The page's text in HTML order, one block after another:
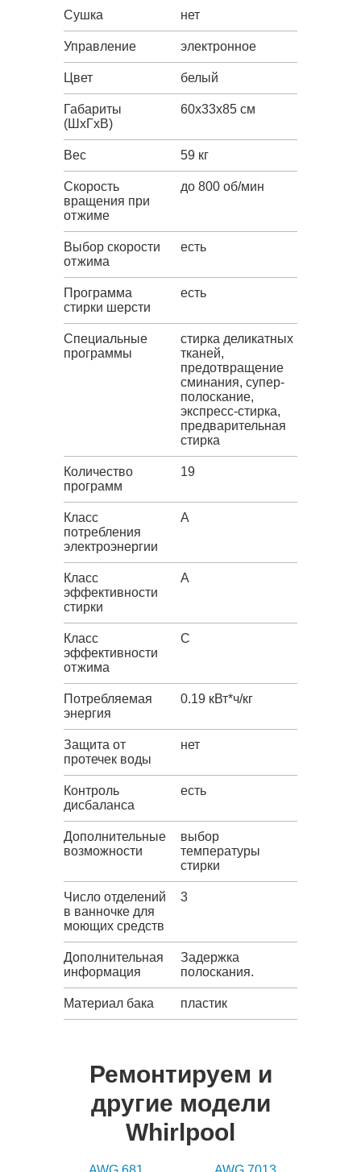
Сушка нет
Управление электронное
Цвет белый
Габариты
(ШxГxВ)
60x33x85 см
Вес 59 кг
Скорость
вращения при
отжиме
до 800 об/мин
Выбор скорости
отжима
есть
Программа
стирки шерсти
есть
Специальные
программы
стирка деликатных
тканей,
предотвращение
сминания, супер-
полоскание,
экспресс-стирка,
предварительная
стирка
Количество
программ
19
Класс
потребления
электроэнергии
A
Класс
эффективности
стирки
A
Класс
эффективности
отжима
C
Потребляемая
энергия
0.19 кВт*ч/кг
Защита от
протечек воды
нет
Контроль
дисбаланса
есть
Дополнительные
возможности
выбор
температуры
стирки
Число отделений
в ванночке для
моющих средств
3
Дополнительная
информация
Задержка
полоскания.
Материал бака пластик
Ремонтируем и
другие модели
Whirlpool